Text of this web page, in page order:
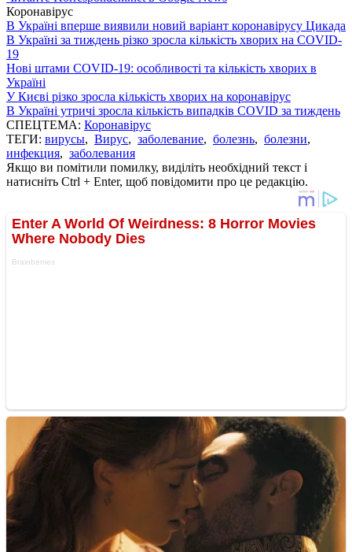
Коронавірус
В Україні вперше виявили новий варіант коронавірусу Цикада
В Україні за тиждень різко зросла кількість хворих на COVID-
19
Нові штами COVID-19: особливості та кількість хворих в
Україні
У Києві різко зросла кількість хворих на коронавірус
В Україні утричі зросла кількість випадків COVID за тиждень
СПЕЦТЕМА: Коронавірус
ТЕГИ: вирусы, Вирус, заболевание, болезнь, болезни,
инфекция, заболевания
Якщо ви помітили помилку, виділіть необхідний текст і
натисніть Ctrl + Enter, щоб повідомити про це редакцію.